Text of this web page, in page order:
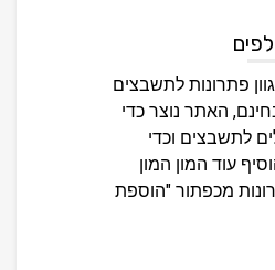
פתרונות לתשבצים
האתר נוצר כדי
לתשבצים וכדי
עוד המון המון
מכפתור "הוספת